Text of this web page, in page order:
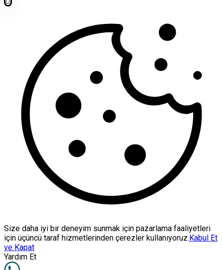
Size daha iyi bir deneyim sunmak için pazarlama faaliyetleri
için üçüncü taraf hizmetlerinden çerezler kullanıyoruz. Kabul Et
ve Kapat
Yardım Et